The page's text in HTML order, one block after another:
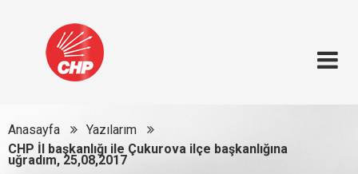
Anasayfa
Yazılarım
CHP İl başkanlığı ile Çukurova ilçe başkanlığına
uğradım, 25,08,2017